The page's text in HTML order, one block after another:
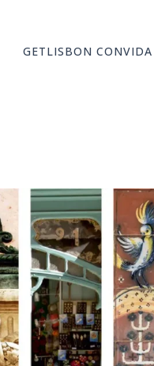
GETLISBON CONVIDA